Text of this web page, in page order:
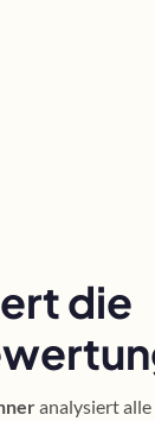
die
analysiert